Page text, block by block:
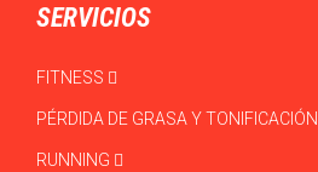
SERVICIOS
FITNESS
PÉRDIDA DE GRASA Y TONIFICACIÓN
RUNNING